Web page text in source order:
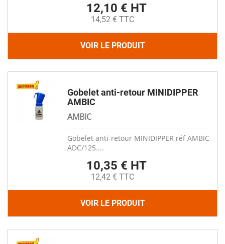
12,10 € HT
14,52 € TTC
VOIR LE PRODUIT
Gobelet anti-retour MINIDIPPER
AMBIC
AMBIC
Gobelet anti-retour MINIDIPPER réf AMBIC
ADC/125....
10,35 € HT
12,42 € TTC
VOIR LE PRODUIT